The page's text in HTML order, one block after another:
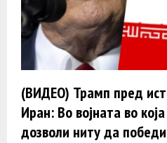
(ВИДЕО) Трамп пред
Иран: Во војната во
дозволи ниту да